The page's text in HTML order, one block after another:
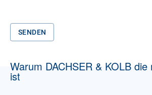
SENDEN
Warum DACHSER & KOLB die
ist